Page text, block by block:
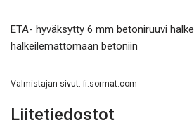
ETA- hyväksytty 6 mm betoniruuvi
halkeilemattomaan betoniin
Valmistajan sivut:fi.sormat.com
Liitetiedostot